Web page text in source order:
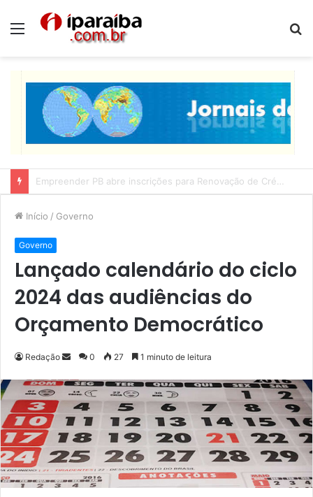
Menu
Início / Governo
Governo
Lançado calendário do ciclo
2024 das audiências do
Orçamento Democrático
Redação
n
d
e
u
m
e
-
0 27 1 minuto de leitura